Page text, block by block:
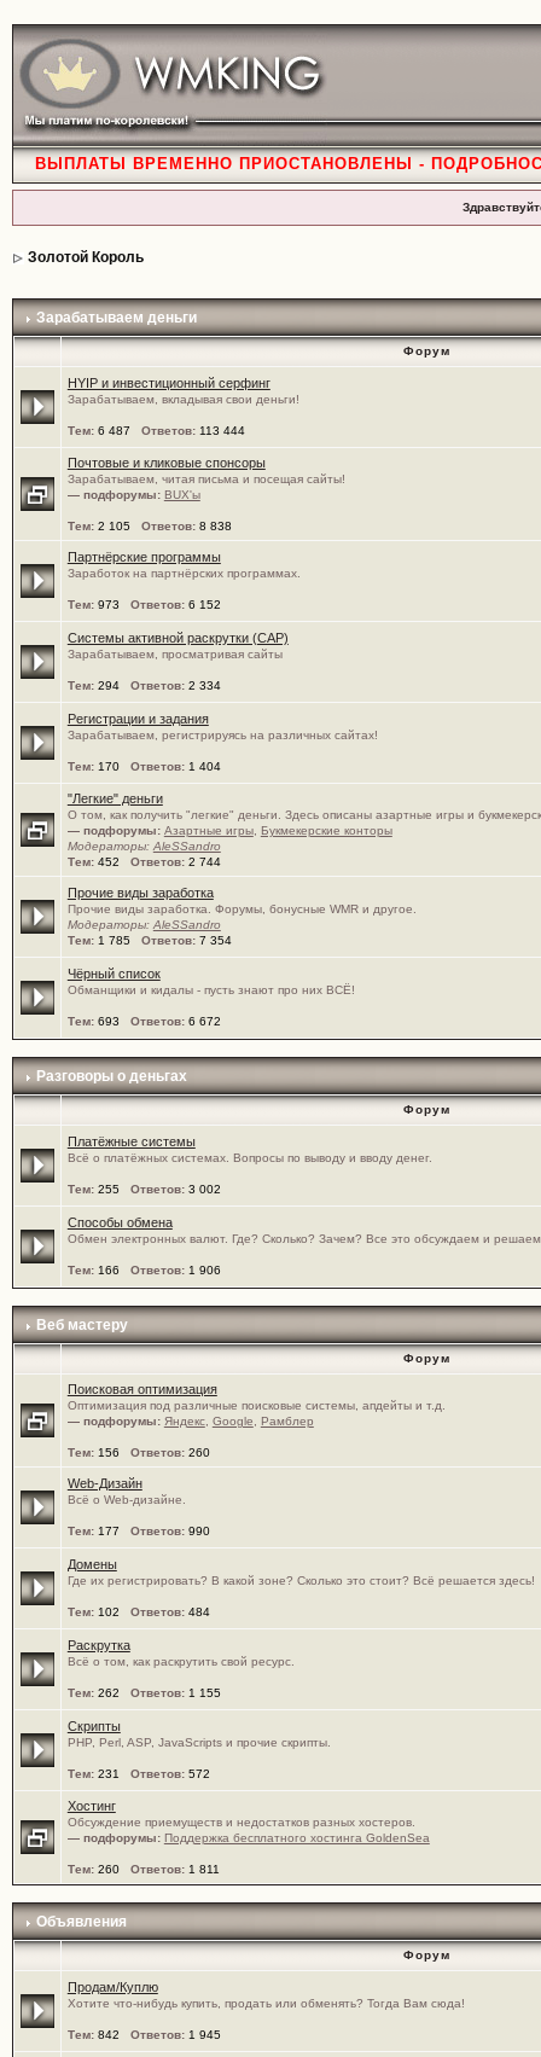
ВЫПЛАТЫ ВРЕМЕННО ПРИОСТАНОВЛЕНЫ -
Золотой Король
Зарабатываем деньги
Форум
HYIP и инвестиционный серфинг
Зарабатываем, вкладывая свои деньги!
Тем: 6 487 Ответов: 113 444
Почтовые и кликовые спонсоры
Зарабатываем, читая письма и посещая сайты!
— подфорумы: BUX'ы
Тем: 2 105 Ответов: 8 838
Партнёрские программы
Заработок на партнёрских программах.
Тем: 973 Ответов: 6 152
Системы активной раскрутки (САР)
Зарабатываем, просматривая сайты
Тем: 294 Ответов: 2 334
Регистрации и задания
Зарабатываем, регистрируясь на различных сайтах!
Тем: 170 Ответов: 1 404
"Легкие" деньги
О том, как получить "легкие" деньги. Здесь описаны азартные игры и
— подфорумы: Азартные игры, Букмекерские конторы
Модераторы: AleSSandro
Тем: 452 Ответов: 2 744
Прочие виды заработка
Прочие виды заработка. Форумы, бонусные WMR и другое.
Модераторы: AleSSandro
Тем: 1 785 Ответов: 7 354
Чёрный список
Обманщики и кидалы - пусть знают про них ВСЁ!
Тем: 693 Ответов: 6 672
Разговоры о деньгах
Форум
Платёжные системы
Всё о платёжных системах. Вопросы по выводу и вводу денег.
Тем: 255 Ответов: 3 002
Способы обмена
Обмен электронных валют. Где? Сколько? Зачем? Все это обсуждаем и решаем
Тем: 166 Ответов: 1 906
Веб мастеру
Форум
Поисковая оптимизация
Оптимизация под различные поисковые системы, апдейты и т.д.
— подфорумы: Яндекс, Google Рамблер
Тем: 156 Ответов: 260
Web-Дизайн
Всё о Web-дизайне.
Тем: 177 Ответов: 990
Домены
Где их регистрировать? В какой зоне? Сколько это стоит? Всё решается здесь!
Тем: 102 Ответов: 484
Раскрутка
Всё о том, как раскрутить свой ресурс.
Тем: 262 Ответов: 1 155
Скрипты
PHP, Perl, ASP, JavaScripts и прочие скрипты.
Тем: 231 Ответов: 572
Хостинг
Обсуждение приемуществ и недостатков разных хостеров.
— подфорумы: Поддержка бесплатного хостинга GoldenSea
Тем: 260 Ответов: 1 811
Объявления
Форум
Продам/Куплю
Хотите что-нибудь купить, продать или обменять? Тогда Вам сюда!
Тем: 842 Ответов: 1 945